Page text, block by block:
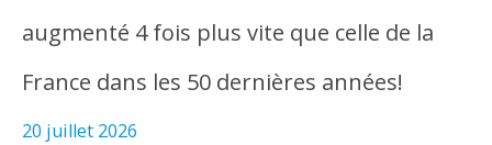
augmenté 4 fois plus vite que celle de la
France dans les 50 dernières années!
20 juillet 2026